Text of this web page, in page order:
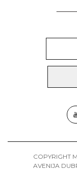
COPYRIGHT
AVENIJA